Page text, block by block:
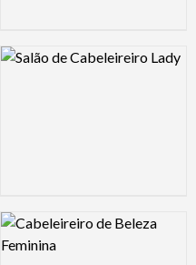
Logo Preview Image
Logo Preview Image